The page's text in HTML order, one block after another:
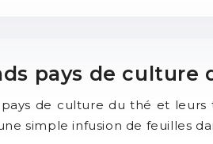
pays de
pays de culture du thé et
simple infusion de feuilles